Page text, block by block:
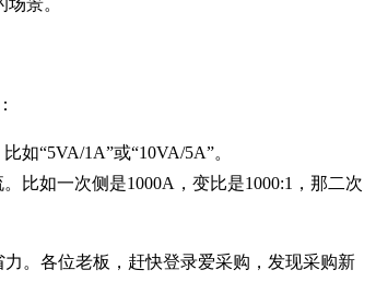
景。
如“5VA/1A”或“10VA/5A”。
比如一次侧是1000A，变比是1000:1，那二次
。各位老板，赶快登录爱采购，发现采购新